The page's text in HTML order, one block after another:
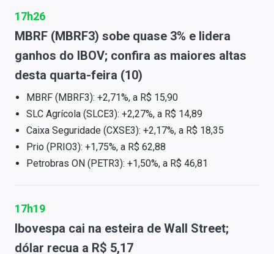
17h26
MBRF (MBRF3) sobe quase 3% e lidera
ganhos do IBOV; confira as maiores altas
desta quarta-feira (10)
MBRF (MBRF3): +2,71%, a R$ 15,90
SLC Agrícola (SLCE3): +2,27%, a R$ 14,89
Caixa Seguridade (CXSE3): +2,17%, a R$ 18,35
Prio (PRIO3): +1,75%, a R$ 62,88
Petrobras ON (PETR3): +1,50%, a R$ 46,81
17h19
Ibovespa cai na esteira de Wall Street;
dólar recua a R$ 5,17